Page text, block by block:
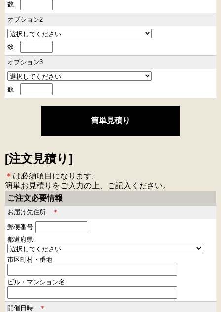
数
オプション2
数
オプション3
数
[注文見積り]
＊ は必須項目になります。
簡単お見積りをご入力の上、ご記入ください。
ご注文必要情報
お届け先住所 ＊
郵便番号
都道府県
市区町村・番地
ビル・マンション名
開催日時 ＊